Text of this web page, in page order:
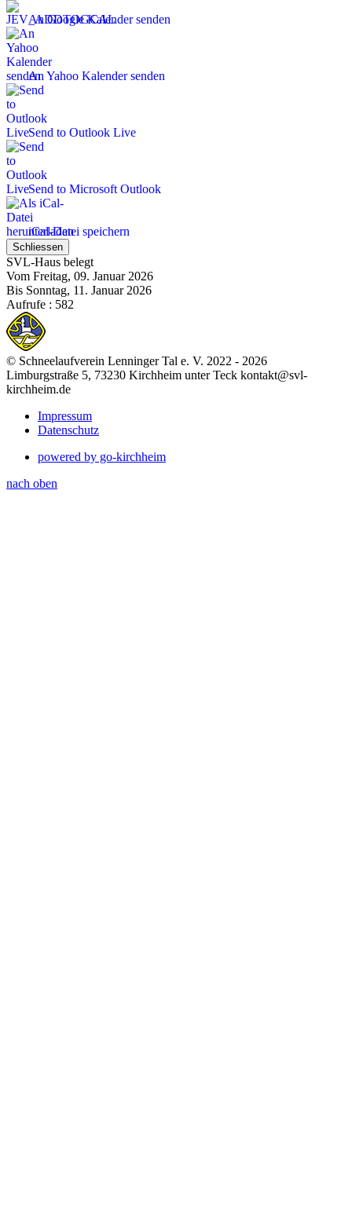
An Google Kalender senden
An Yahoo Kalender senden
Send to Outlook Live
Send to Microsoft Outlook
iCal-Datei speichern
Schliessen
SVL-Haus belegt
Vom Freitag, 09. Januar 2026
Bis Sonntag, 11. Januar 2026
Aufrufe : 582
© Schneelaufverein Lenninger Tal e. V. 2022 - 2026
Limburgstraße 5, 73230 Kirchheim unter Teck kontakt@svl-
kirchheim.de
Impressum
Datenschutz
powered by go-kirchheim
nach oben